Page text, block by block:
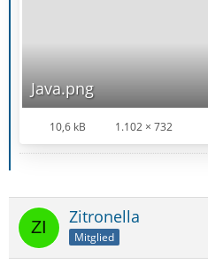
Java.png
10,6 kB 1.102 × 732
Zitronella
Mitglied